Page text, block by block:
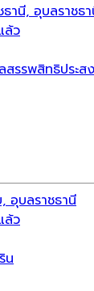
านี, อุบลราชธ
ล้ว
สรรพสิทธิประส
อุบลราชธานี
ล้ว
น